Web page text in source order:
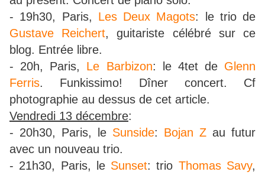
- 19h30, Paris, Les Deux Magots: le trio de
Gustave Reichert, guitariste célébré sur ce
blog. Entrée libre.
- 20h, Paris, Le Barbizon: le 4tet de Glenn
Ferris. Funkissimo! Dîner concert. Cf
photographie au dessus de cet article.
Vendredi 13 décembre:
- 20h30, Paris, le Sunside: Bojan Z au futur
avec un nouveau trio.
- 21h30, Paris, le Sunset: trio Thomas Savy,